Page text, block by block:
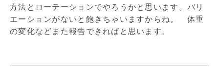
方法とローテーションでやろうかと思います。バリ
エーションがないと飽きちゃいますからね。 体重
の変化などまた報告できればと思います。